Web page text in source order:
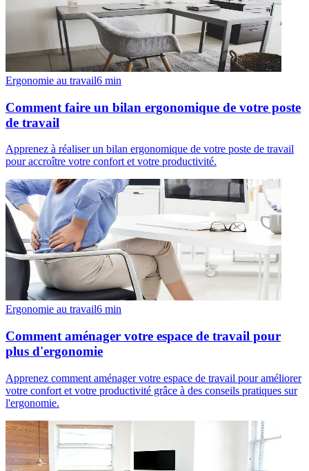
Ergonomie au travail6 min
Comment faire un bilan ergonomique de votre poste
de travail
Apprenez à réaliser un bilan ergonomique de votre poste de travail
pour accroître votre confort et votre productivité.
Ergonomie au travail6 min
Comment aménager votre espace de travail pour
plus d'ergonomie
Apprenez comment aménager votre espace de travail pour améliorer
votre confort et votre productivité grâce à des conseils pratiques sur
l'ergonomie.